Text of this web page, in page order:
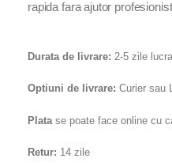
rapida fara ajutor
Durata de livrare: 2-5 zile
Optiuni de livrare: Curier sau
Plata se poate face online cu
Retur: 14 zile